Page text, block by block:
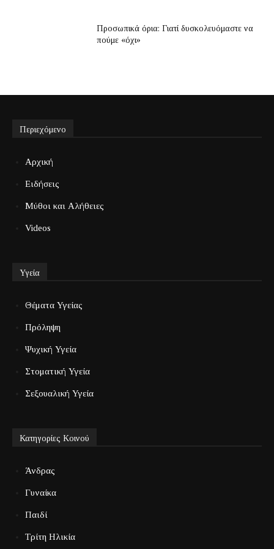
Προσωπικά όρια: Γιατί δυσκολευόμαστε να
πούμε «όχι»
Περιεχόμενο
Αρχική
Ειδήσεις
Μύθοι και Αλήθειες
Videos
Υγεία
Θέματα Υγείας
Πρόληψη
Ψυχική Υγεία
Στοματική Υγεία
Σεξουαλική Υγεία
Κατηγορίες Κοινού
Άνδρας
Γυναίκα
Παιδί
Τρίτη Ηλικία